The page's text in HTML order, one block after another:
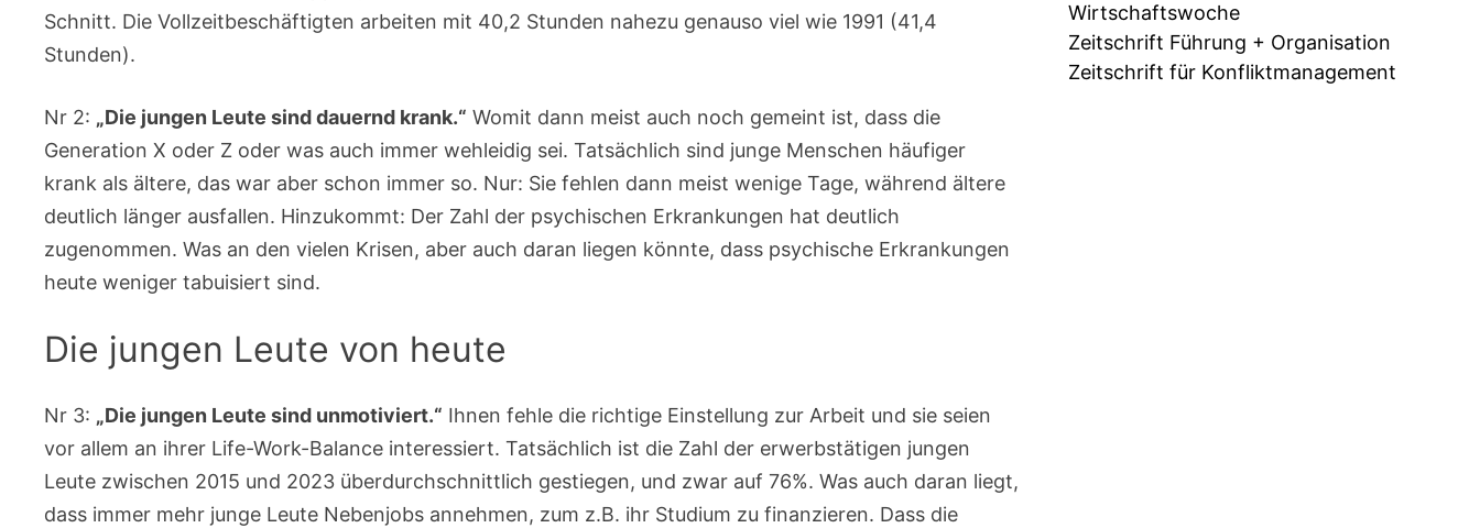
Schnitt. Die Vollzeitbeschäftigten arbeiten mit 40,2 Stunden nahezu genauso viel wie 1991 (41,4
Stunden).
Nr 2: „Die jungen Leute sind dauernd krank.“ Womit dann meist auch noch gemeint ist, dass die
Generation X oder Z oder was auch immer wehleidig sei. Tatsächlich sind junge Menschen häufiger
krank als ältere, das war aber schon immer so. Nur: Sie fehlen dann meist wenige Tage, während ältere
deutlich länger ausfallen. Hinzukommt: Der Zahl der psychischen Erkrankungen hat deutlich
zugenommen. Was an den vielen Krisen, aber auch daran liegen könnte, dass psychische Erkrankungen
heute weniger tabuisiert sind.
Die jungen Leute von heute
Nr 3: „Die jungen Leute sind unmotiviert.“ Ihnen fehle die richtige Einstellung zur Arbeit und sie seien
vor allem an ihrer Life-Work-Balance interessiert. Tatsächlich ist die Zahl der erwerbstätigen jungen
Leute zwischen 2015 und 2023 überdurchschnittlich gestiegen, und zwar auf 76%. Was auch daran liegt,
dass immer mehr junge Leute Nebenjobs annehmen, zum z.B. ihr Studium zu finanzieren. Dass die
Wirtschaftswoche
Zeitschrift Führung + Organisation
Zeitschrift für Konfliktmanagement